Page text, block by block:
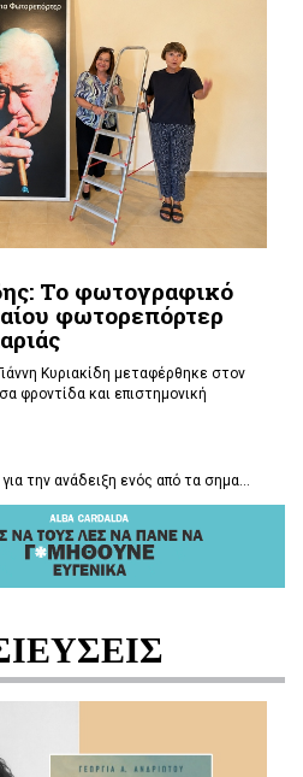
Το φωτογραφικό
φωτορεπόρτερ
Κυριακίδη μεταφέρθηκε στον
φροντίδα και επιστημονική
την ανάδειξη ενός από τα σημα...